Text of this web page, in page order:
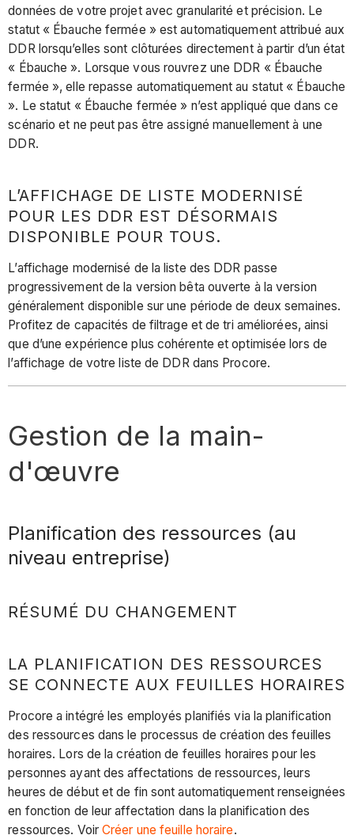
données de votre projet avec granularité et précision. Le
statut « Ébauche fermée » est automatiquement attribué aux
DDR lorsqu’elles sont clôturées directement à partir d’un état
« Ébauche ». Lorsque vous rouvrez une DDR « Ébauche
fermée », elle repasse automatiquement au statut « Ébauche
». Le statut « Ébauche fermée » n’est appliqué que dans ce
scénario et ne peut pas être assigné manuellement à une
DDR.
L’AFFICHAGE DE LISTE MODERNISÉ
POUR LES DDR EST DÉSORMAIS
DISPONIBLE POUR TOUS.
L’affichage modernisé de la liste des DDR passe
progressivement de la version bêta ouverte à la version
généralement disponible sur une période de deux semaines.
Profitez de capacités de filtrage et de tri améliorées, ainsi
que d’une expérience plus cohérente et optimisée lors de
l’affichage de votre liste de DDR dans Procore.
Gestion de la main-
d'œuvre
Planification des ressources (au
niveau entreprise)
RÉSUMÉ DU CHANGEMENT
LA PLANIFICATION DES RESSOURCES
SE CONNECTE AUX FEUILLES HORAIRES
Procore a intégré les employés planifiés via la planification
des ressources dans le processus de création des feuilles
horaires. Lors de la création de feuilles horaires pour les
personnes ayant des affectations de ressources, leurs
heures de début et de fin sont automatiquement renseignées
en fonction de leur affectation dans la planification des
ressources. VoirCréer une feuille horaire.